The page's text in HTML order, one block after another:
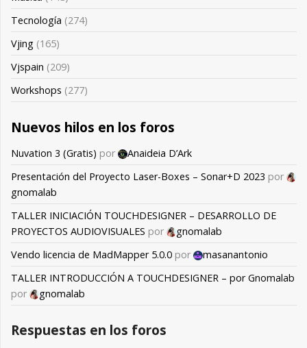
Tecnología (274)
Vjing (165)
Vjspain (209)
Workshops (277)
Nuevos hilos en los foros
Nuvation 3 (Gratis) por
Anaideia D’Ark
Presentación del Proyecto Laser-Boxes – Sonar+D 2023 por
gnomalab
TALLER INICIACIÓN TOUCHDESIGNER – DESARROLLO DE
PROYECTOS AUDIOVISUALES por
gnomalab
Vendo licencia de MadMapper 5.0.0 por
masanantonio
TALLER INTRODUCCIÓN A TOUCHDESIGNER – por Gnomalab
por
gnomalab
Respuestas en los foros